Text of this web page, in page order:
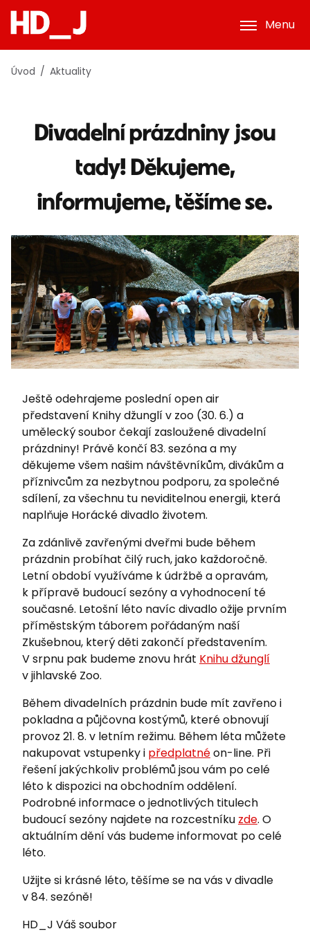
Menu
Úvod Aktuality
Divadelní prázdniny jsou
tady! Děkujeme,
informujeme, těšíme se.
Ještě odehrajeme poslední open air
představení Knihy džunglí v zoo (30. 6.) a
umělecký soubor čekají zasloužené divadelní
prázdniny! Právě končí 83. sezóna a my
děkujeme všem našim návštěvníkům, divákům a
příznivcům za nezbytnou podporu, za společné
sdílení, za všechnu tu neviditelnou energii, která
naplňuje Horácké divadlo životem.
Za zdánlivě zavřenými dveřmi bude během
prázdnin probíhat čilý ruch, jako každoročně.
Letní období využíváme k údržbě a opravám,
k přípravě budoucí sezóny a vyhodnocení té
současné. Letošní léto navíc divadlo ožije prvním
příměstským táborem pořádaným naší
Zkušebnou, který děti zakončí představením.
V srpnu pak budeme znovu hrát Knihu džunglí
v jihlavské Zoo.
Během divadelních prázdnin bude mít zavřeno i
pokladna a půjčovna kostýmů, které obnovují
provoz 21. 8. v letním režimu. Během léta můžete
nakupovat vstupenky i předplatnéon-line. Při
řešení jakýchkoliv problémů jsou vám po celé
léto k dispozici na obchodním oddělení.
Podrobné informace o jednotlivých titulech
budoucí sezóny najdete na rozcestníku zde. O
aktuálním dění vás budeme informovat po celé
léto.
Užijte si krásné léto, těšíme se na vás v divadle
v 84. sezóně!
HD_J Váš soubor